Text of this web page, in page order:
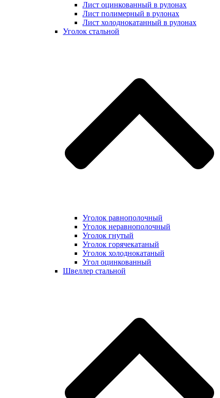
Лист оцинкованный в рулонах
Лист полимерный в рулонах
Лист холоднокатанный в рулонах
Уголок стальной
Уголок равнополочный
Уголок неравнополочный
Уголок гнутый
Уголок горячекатаный
Уголок холоднокатаный
Угол оцинкованный
Швеллер стальной